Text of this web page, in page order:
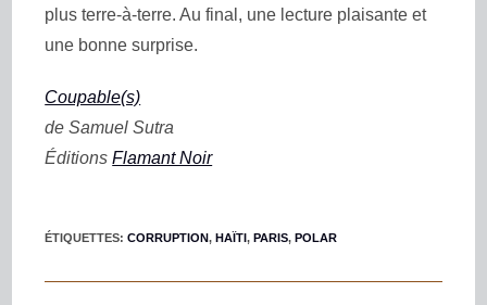
plus terre-à-terre. Au final, une lecture plaisante et
une bonne surprise.
Coupable(s)
de Samuel Sutra
ÉditionsFlamant Noir
ÉTIQUETTES:CORRUPTION, HAÏTI, PARIS, POLAR